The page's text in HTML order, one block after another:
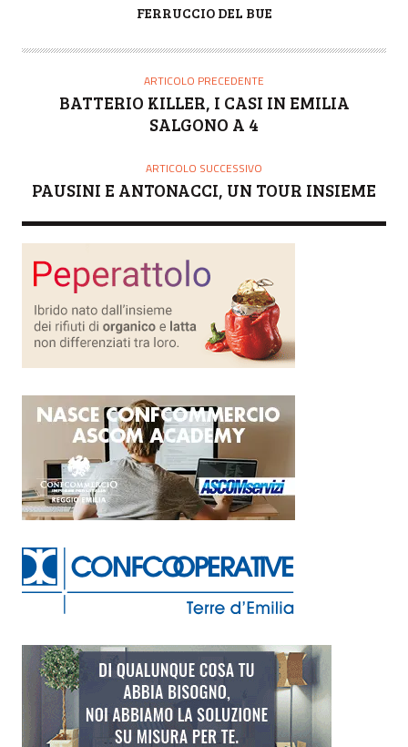
T
FERRUCCIO DEL BUE
ARTICOLO PRECEDENTE
BATTERIO KILLER, I CASI IN EMILIA
SALGONO A 4
ARTICOLO SUCCESSIVO
PAUSINI E ANTONACCI, UN TOUR INSIEME